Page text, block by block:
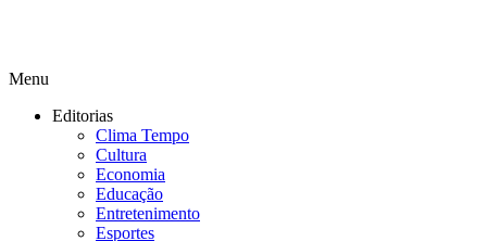
Menu
Editorias
Clima Tempo
Cultura
Economia
Educação
Entretenimento
Esportes